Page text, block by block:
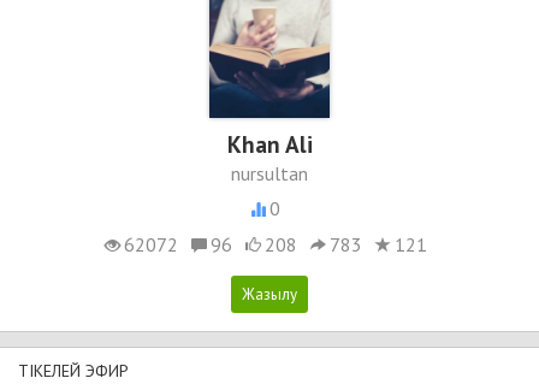
Khan Ali
nursultan
0
62072
96 208 783 121
ТІКЕЛЕЙ ЭФИР